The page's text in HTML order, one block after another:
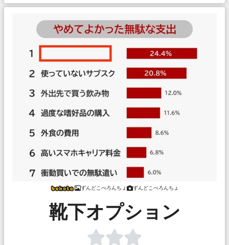
ずんどこべろんちょ ずんどこべろんちょ
靴下オプション